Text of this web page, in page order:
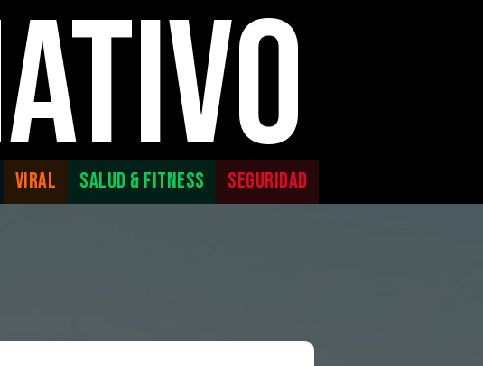
VIRAL SALUD & FITNESS SEGURIDAD